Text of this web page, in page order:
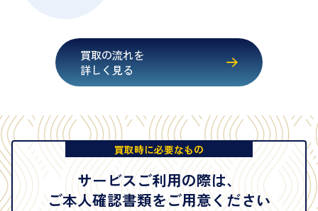
買取の流れを
詳しく見る
買取時に必要なもの
サービスご利用の際は、
ご本人確認書類をご用意ください